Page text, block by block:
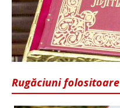
Rugăciuni folositoare